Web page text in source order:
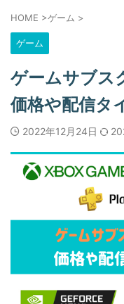
HOME >ゲーム >
ゲーム
ゲームサブス
価格や配信タ
2022年12月24日